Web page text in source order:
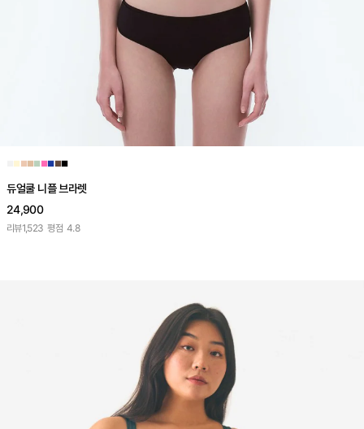
■■■■■■■■
듀얼쿨 니플 브라렛
24,900
리뷰1,523 평점 4.8